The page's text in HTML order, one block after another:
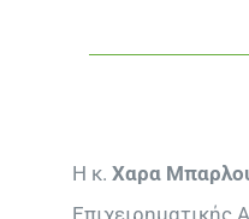
Η κ. Χαρα